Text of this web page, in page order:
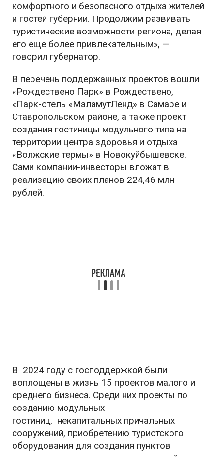
комфортного и безопасного отдыха жителей
и гостей губернии. Продолжим развивать
туристические возможности региона, делая
его еще более привлекательным», —
говорил губернатор.
В перечень поддержанных проектов вошли
«Рождествено Парк» в Рождествено,
«Парк-отель «МаламутЛенд» в Самаре и
Ставропольском районе, а также проект
создания гостиницы модульного типа на
территории центра здоровья и отдыха
«Волжские термы» в Новокуйбышевске.
Сами компании-инвесторы вложат в
реализацию своих планов 224,46 млн
рублей.
В 2024 году с господдержкой были
воплощены в жизнь 15 проектов малого и
среднего бизнеса. Среди них проекты по
созданию модульных
гостиниц, некапитальных причальных
сооружений, приобретению туристского
оборудования для создания пунктов